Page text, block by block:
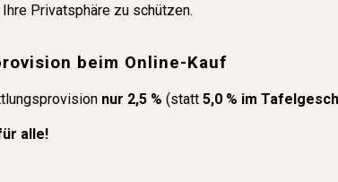
Ihre Privatsphäre zu schützen.
beim Online-Kauf
nur 2,5 % (statt5,0 % im
alle!